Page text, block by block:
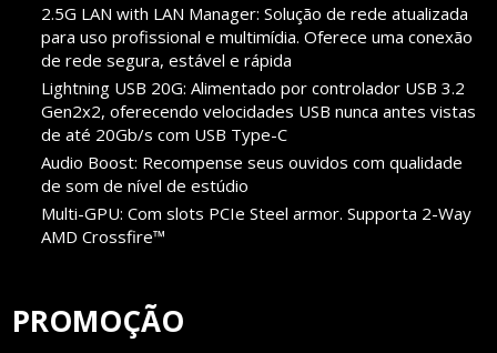
2.5G LAN with LAN Manager: Solução de rede atualizada
para uso profissional e multimídia. Oferece uma conexão
de rede segura, estável e rápida
Lightning USB 20G: Alimentado por controlador USB 3.2
Gen2x2, oferecendo velocidades USB nunca antes vistas
de até 20Gb/s com USB Type-C
Audio Boost: Recompense seus ouvidos com qualidade
de som de nível de estúdio
Multi-GPU: Com slots PCIe Steel armor. Supporta 2-Way
AMD Crossfire™
PROMOÇÃO